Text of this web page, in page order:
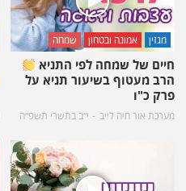
מגזין אמונה ובטחון שמחה
חיים של שמחה לפי התניא
הרב מעטוף בשיעור תניא על
פרק כ"ו
מערכת אור חיה לייב י״ב בתשרי תשפ״ה